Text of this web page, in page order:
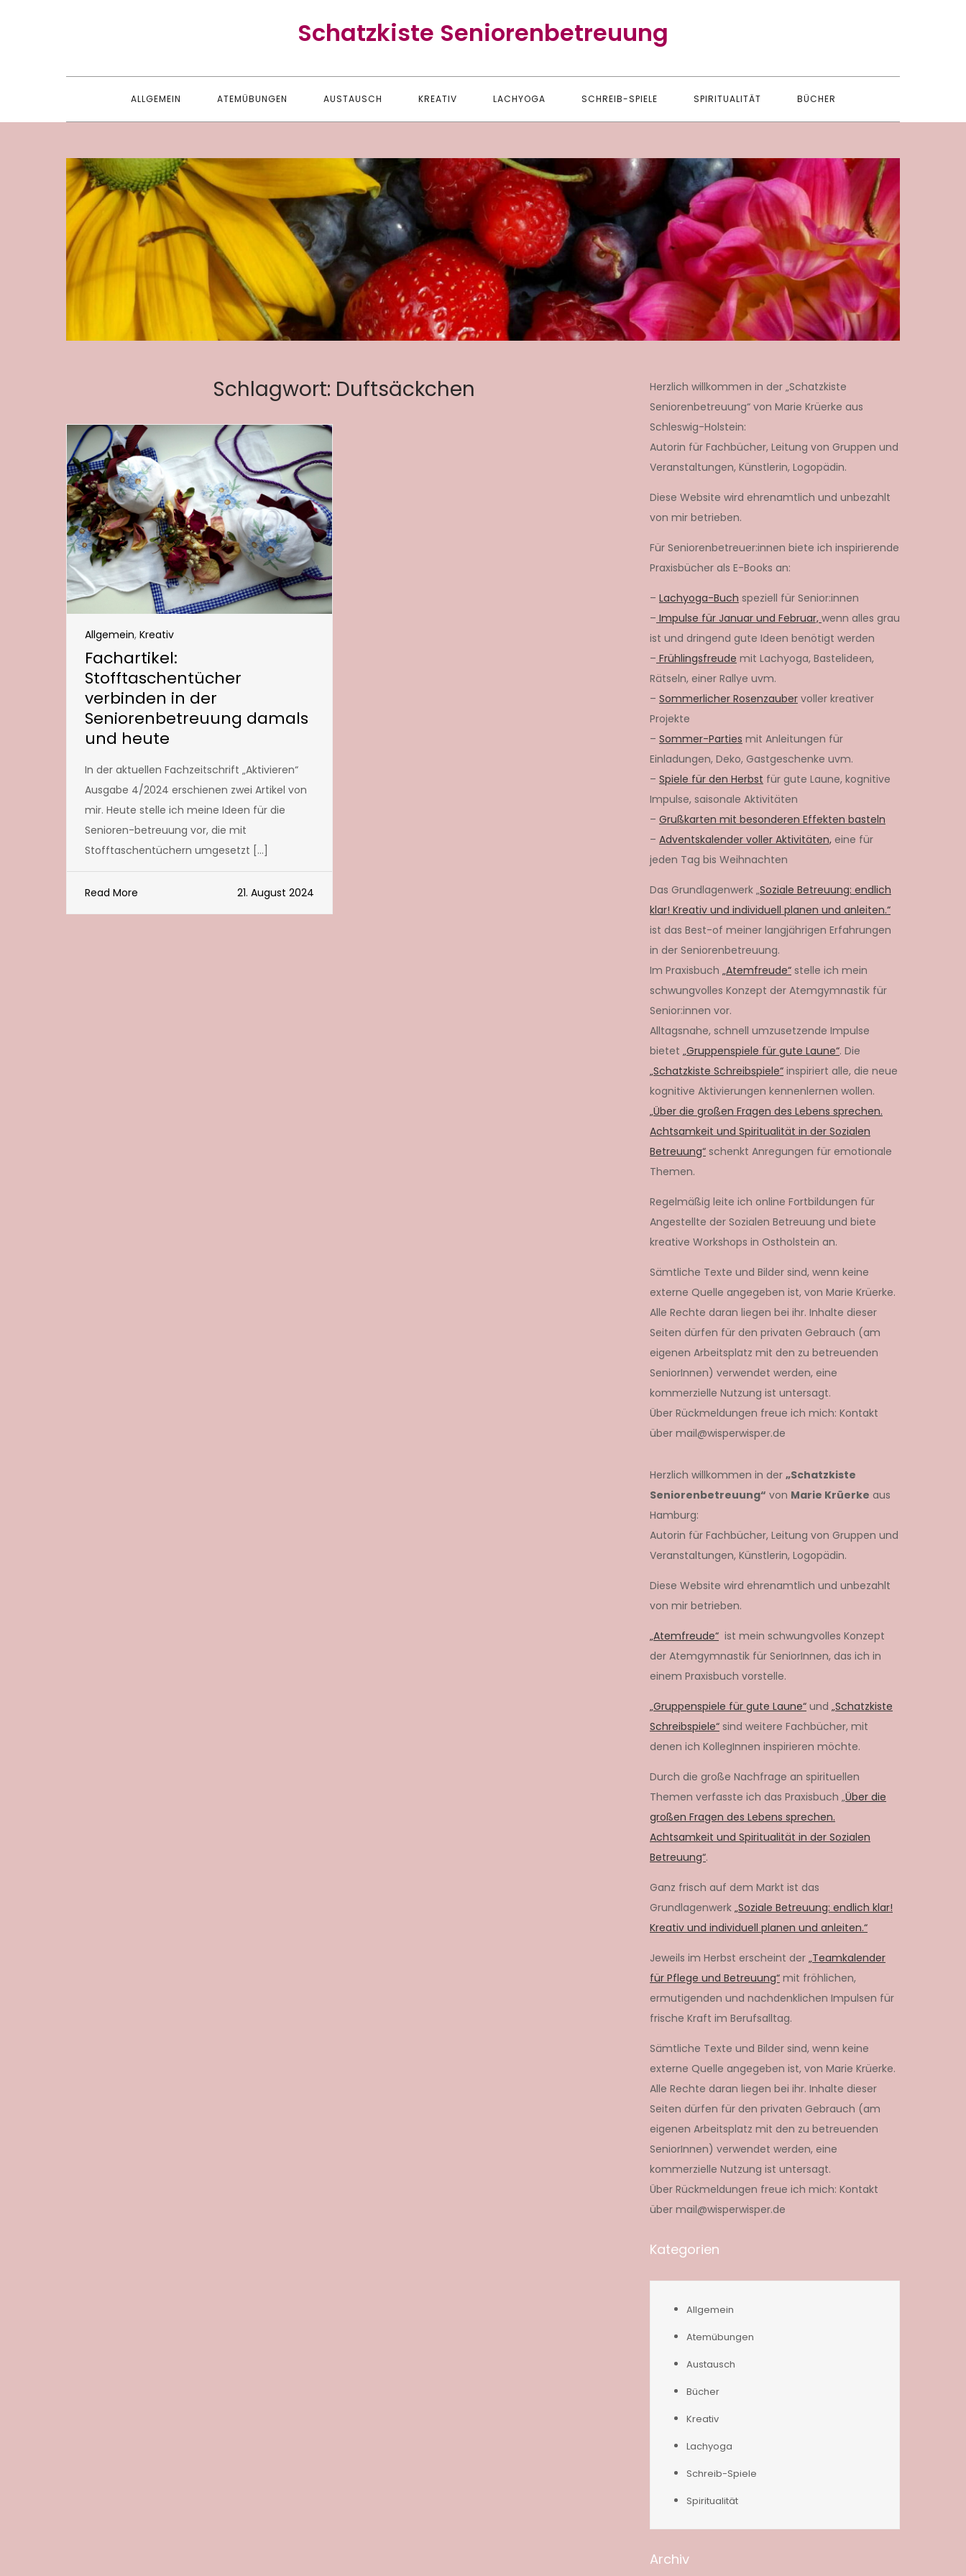
Schatzkiste Seniorenbetreuung
ALLGEMEIN ATEMÜBUNGEN AUSTAUSCH KREATIV LACHYOGA SCHREIB-SPIELE SPIRITUALITÄT BÜCHER
Schlagwort: Duftsäckchen
Allgemein, Kreativ
Fachartikel:
Stofftaschentücher
verbinden in der
Seniorenbetreuung damals
und heute
In der aktuellen Fachzeitschrift „Aktivieren“
Ausgabe 4/2024 erschienen zwei Artikel von
mir. Heute stelle ich meine Ideen für die
Senioren-betreuung vor, die mit
Stofftaschentüchern umgesetzt […]
Read More 21. August 2024
Herzlich willkommen in der „Schatzkiste
Seniorenbetreuung“ von Marie Krüerke aus
Schleswig-Holstein:
Autorin für Fachbücher, Leitung von Gruppen und
Veranstaltungen, Künstlerin, Logopädin.
Diese Website wird ehrenamtlich und unbezahlt
von mir betrieben.
Für Seniorenbetreuer:innen biete ich inspirierende
Praxisbücher als E-Books an:
– Lachyoga-Buch speziell für Senior:innen
– Impulse für Januar und Februar, wenn alles grau
ist und dringend gute Ideen benötigt werden
– Frühlingsfreude mit Lachyoga, Bastelideen,
Rätseln, einer Rallye uvm.
– Sommerlicher Rosenzauber voller kreativer
Projekte
– Sommer-Parties mit Anleitungen für
Einladungen, Deko, Gastgeschenke uvm.
– Spiele für den Herbst für gute Laune, kognitive
Impulse, saisonale Aktivitäten
– Grußkarten mit besonderen Effekten basteln
– Adventskalender voller Aktivitäten, eine für
jeden Tag bis Weihnachten
Das Grundlagenwerk „Soziale Betreuung: endlich
klar! Kreativ und individuell planen und anleiten.“
ist das Best-of meiner langjährigen Erfahrungen
in der Seniorenbetreuung.
Im Praxisbuch „Atemfreude“ stelle ich mein
schwungvolles Konzept der Atemgymnastik für
Senior:innen vor.
Alltagsnahe, schnell umzusetzende Impulse
bietet „Gruppenspiele für gute Laune“. Die
„Schatzkiste Schreibspiele“ inspiriert alle, die neue
kognitive Aktivierungen kennenlernen wollen.
„Über die großen Fragen des Lebens sprechen.
Achtsamkeit und Spiritualität in der Sozialen
Betreuung“ schenkt Anregungen für emotionale
Themen.
Regelmäßig leite ich online Fortbildungen für
Angestellte der Sozialen Betreuung und biete
kreative Workshops in Ostholstein an.
Sämtliche Texte und Bilder sind, wenn keine
externe Quelle angegeben ist, von Marie Krüerke.
Alle Rechte daran liegen bei ihr. Inhalte dieser
Seiten dürfen für den privaten Gebrauch (am
eigenen Arbeitsplatz mit den zu betreuenden
SeniorInnen) verwendet werden, eine
kommerzielle Nutzung ist untersagt.
Über Rückmeldungen freue ich mich: Kontakt
über mail@wisperwisper.de
Herzlich willkommen in der „Schatzkiste
Seniorenbetreuung“ von Marie Krüerke aus
Hamburg:
Autorin für Fachbücher, Leitung von Gruppen und
Veranstaltungen, Künstlerin, Logopädin.
Diese Website wird ehrenamtlich und unbezahlt
von mir betrieben.
„Atemfreude“ ist mein schwungvolles Konzept
der Atemgymnastik für SeniorInnen, das ich in
einem Praxisbuch vorstelle.
„Gruppenspiele für gute Laune“ und „Schatzkiste
Schreibspiele“ sind weitere Fachbücher, mit
denen ich KollegInnen inspirieren möchte.
Durch die große Nachfrage an spirituellen
Themen verfasste ich das Praxisbuch „Über die
großen Fragen des Lebens sprechen.
Achtsamkeit und Spiritualität in der Sozialen
Betreuung“.
Ganz frisch auf dem Markt ist das
Grundlagenwerk „Soziale Betreuung: endlich klar!
Kreativ und individuell planen und anleiten.“
Jeweils im Herbst erscheint der „Teamkalender
für Pflege und Betreuung“ mit fröhlichen,
ermutigenden und nachdenklichen Impulsen für
frische Kraft im Berufsalltag.
Sämtliche Texte und Bilder sind, wenn keine
externe Quelle angegeben ist, von Marie Krüerke.
Alle Rechte daran liegen bei ihr. Inhalte dieser
Seiten dürfen für den privaten Gebrauch (am
eigenen Arbeitsplatz mit den zu betreuenden
SeniorInnen) verwendet werden, eine
kommerzielle Nutzung ist untersagt.
Über Rückmeldungen freue ich mich: Kontakt
über mail@wisperwisper.de
Kategorien
Allgemein
Atemübungen
Austausch
Bücher
Kreativ
Lachyoga
Schreib-Spiele
Spiritualität
Archiv